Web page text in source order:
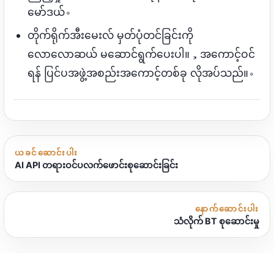
မော်ဒယ်。
တိုက်ရိုက်အီးမေးလ် မှတ်ပုံတင်ခြင်းကို
လောလောဆယ် မဆောင်ရွက်ပေးပါ။，အကောင့်ဝင်
ရန် ပြင်ပအဖွဲ့အစည်းအကောင့်တစ်ခု လိုအပ်သည်။。
ယခင်ဆောင်းပါး
AI API တရားဝင်ပလက်ဖောင်းစုဆောင်းခြင်း
နောက်ဆောင်းပါး
သံလိုက် BT စုဆောင်းမှု